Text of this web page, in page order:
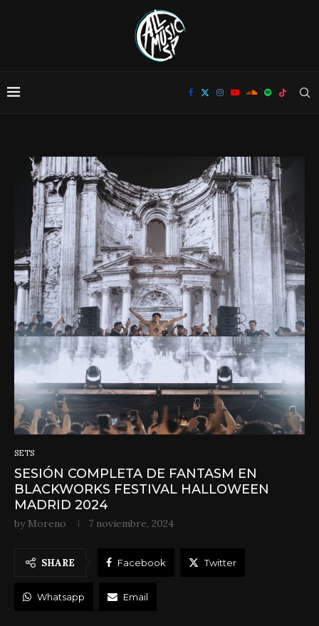
SETS
SESIÓN COMPLETA DE FANTASM EN
BLACKWORKS FESTIVAL HALLOWEEN
MADRID 2024
by Moreno 7 noviembre, 2024
SHARE Facebook Twitter
Whatsapp Email